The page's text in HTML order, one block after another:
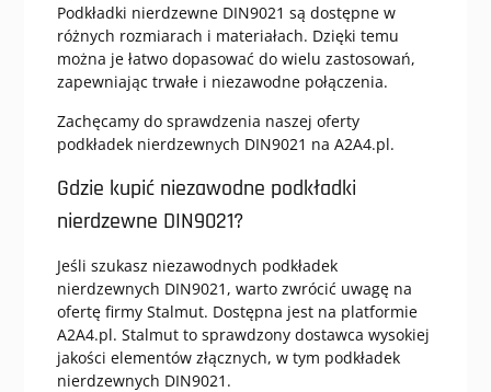
Podkładki nierdzewne DIN9021 są dostępne w
różnych rozmiarach i materiałach. Dzięki temu
można je łatwo dopasować do wielu zastosowań,
zapewniając trwałe i niezawodne połączenia.
Zachęcamy do sprawdzenia naszej oferty
podkładek nierdzewnych DIN9021 na A2A4.pl.
Gdzie kupić niezawodne podkładki
nierdzewne DIN9021?
Jeśli szukasz niezawodnych podkładek
nierdzewnych DIN9021, warto zwrócić uwagę na
ofertę firmy Stalmut. Dostępna jest na platformie
A2A4.pl. Stalmut to sprawdzony dostawca wysokiej
jakości elementów złącznych, w tym podkładek
nierdzewnych DIN9021.